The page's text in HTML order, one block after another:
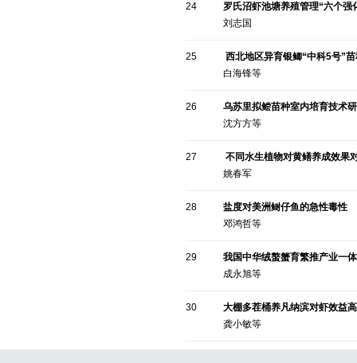
24
罗氏沼虾池塘养殖管理“六个强
刘志国
25
西北地区异育银鲫“中科5号”
白海锋等
26
乌苏里拟鲿苗种室内培育技术
沈方方等
27
不同水生植物对黄鳝养成效果
姚春军
28
盐度对美洲鲥仔鱼的急性毒性
邓鸿哲等
29
我国中华绒螯蟹育繁推产业一
成永旭等
30
大棚多茬桶养凡纳滨对虾效益高
龚小敏等